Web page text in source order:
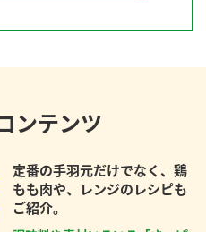
ンテンツ
定番の手羽元だけでなく、鶏
もも肉や、レンジのレシピも
ご紹介。